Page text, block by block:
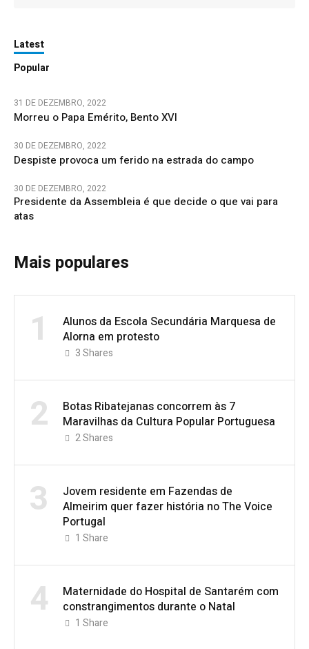
Latest
Popular
31 DE DEZEMBRO, 2022
Morreu o Papa Emérito, Bento XVI
30 DE DEZEMBRO, 2022
Despiste provoca um ferido na estrada do campo
30 DE DEZEMBRO, 2022
Presidente da Assembleia é que decide o que vai para
atas
Mais populares
1
Alunos da Escola Secundária Marquesa de
Alorna em protesto
3Shares
2
Botas Ribatejanas concorrem às 7
Maravilhas da Cultura Popular Portuguesa
2Shares
3
Jovem residente em Fazendas de
Almeirim quer fazer história no The Voice
Portugal
1 Share
4
Maternidade do Hospital de Santarém com
constrangimentos durante o Natal
1 Share